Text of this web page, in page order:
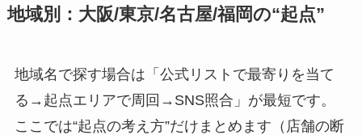
地域別：大阪/東京/名古屋/福岡の“起点”
地域名で探す場合は「公式リストで最寄りを当て
る→起点エリアで周回→SNS照合」が最短です。
ここでは“起点の考え方”だけまとめます（店舗の断